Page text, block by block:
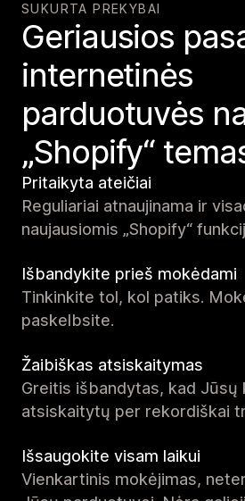
SUKURTA PREKYBAI
Geriausios
internetinės
parduotuvės
„Shopify“
Pritaikyta ateičiai
Reguliariai atnaujinama ir
naujausiomis „Shopify“
Išbandykite prieš mokėdami
Tinkinkite tol, kol patiks.
paskelbsite.
Žaibiškas atsiskaitymas
Greitis išbandytas, kad Jūsų
atsiskaitytų per rekordiškai
Išsaugokite visam laikui
Vienkartinis mokėjimas,